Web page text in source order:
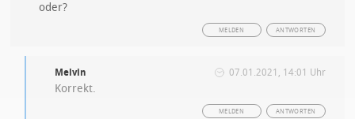
oder?
ANTWORTEN
MELDEN
Melvin 07.01.2021, 14:01 Uhr
Korrekt.
ANTWORTEN
MELDEN